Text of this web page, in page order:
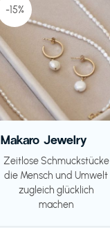
-15%
Makaro Jewelry
Zeitlose Schmuckstücke
die Mensch und Umwelt
zugleich glücklich
machen